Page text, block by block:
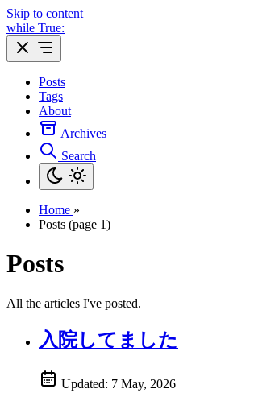
Skip to content
while True:
Posts
Tags
About
Archives
Search
Home »
Posts (page 1)
Posts
All the articles I've posted.
入院してました
Updated: 7 May, 2026